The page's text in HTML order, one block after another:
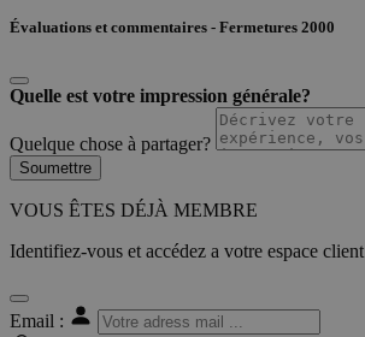
Évaluations et commentaires - Fermetures 2000
Quelle est votre impression générale?
Quelque chose à partager?
Soumettre
VOUS ÊTES DÉJÀ MEMBRE
Identifiez-vous et accédez a votre espace client
Email :